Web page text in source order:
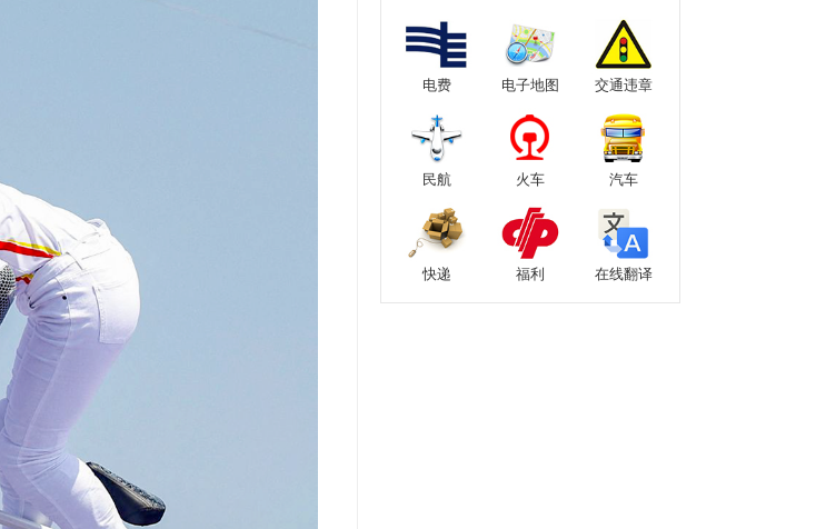
电费 电子地图 交通违章
民航 火车 汽车
快递 福利 在线翻译